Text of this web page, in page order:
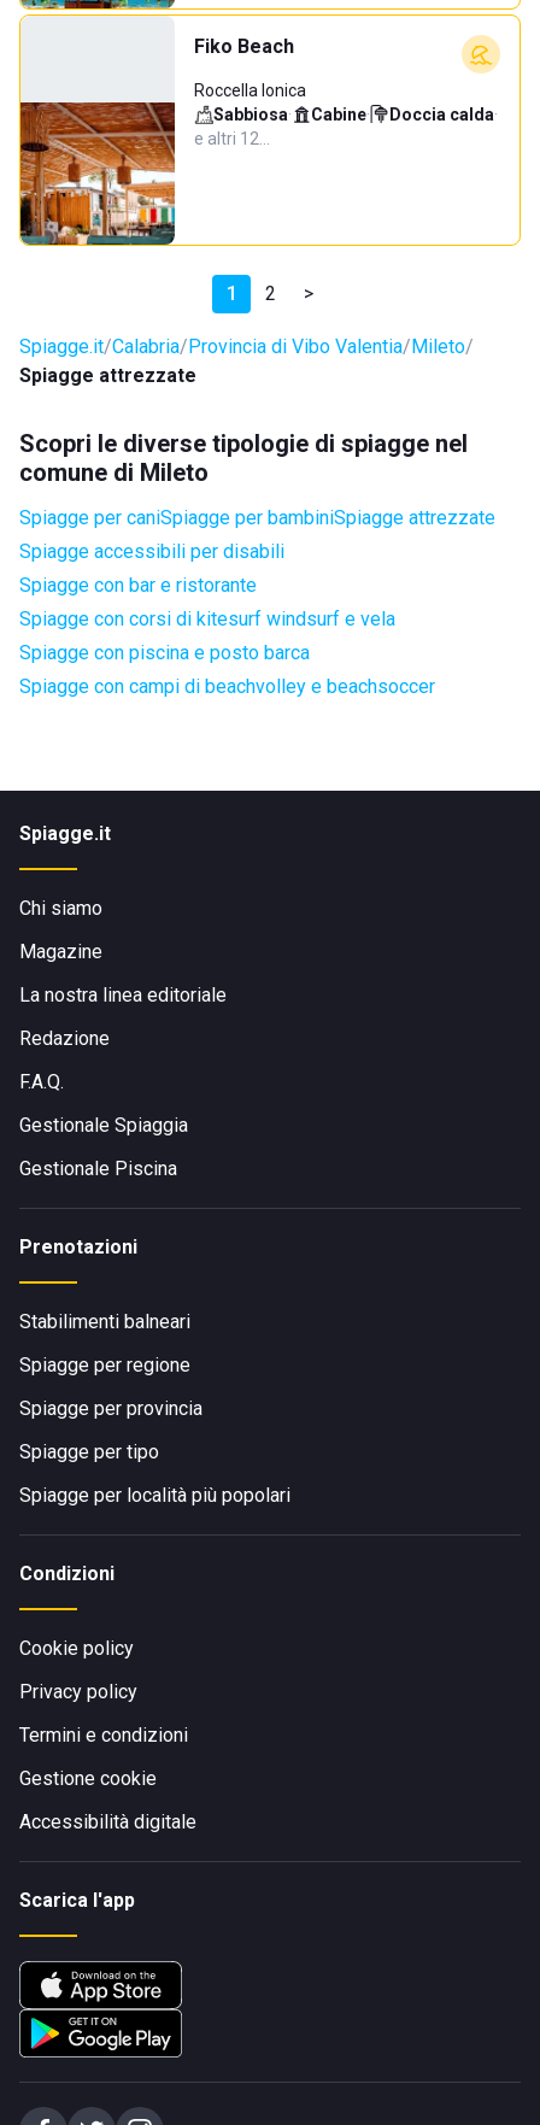
Fiko Beach
Roccella Ionica
Sabbiosa· Cabine· Doccia calda·
e altri 12…
1 2 >
Spiagge.it Calabria Provincia di Vibo Valentia Mileto
Spiagge attrezzate
Scopri le diverse tipologie di spiagge nel
comune di Mileto
Spiagge per caniSpiagge per bambiniSpiagge attrezzate
Spiagge accessibili per disabili
Spiagge con bar e ristorante
Spiagge con corsi di kitesurf windsurf e vela
Spiagge con piscina e posto barca
Spiagge con campi di beachvolley e beachsoccer
Spiagge.it
Chi siamo
Magazine
La nostra linea editoriale
Redazione
F.A.Q.
Gestionale Spiaggia
Gestionale Piscina
Prenotazioni
Stabilimenti balneari
Spiagge per regione
Spiagge per provincia
Spiagge per tipo
Spiagge per località più popolari
Condizioni
Cookie policy
Privacy policy
Termini e condizioni
Gestione cookie
Accessibilità digitale
Scarica l'app